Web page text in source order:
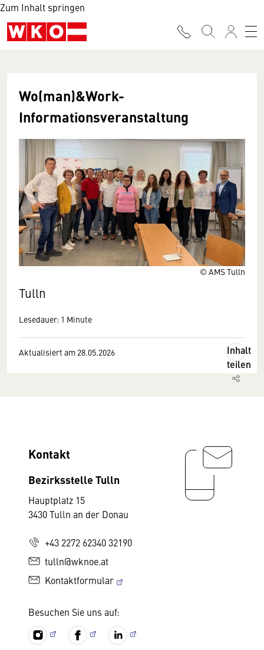
Zum Inhalt springen
© AMS Tulln
Wo(man)&Work-
Informationsveranstaltung
Tulln
Lesedauer: 1 Minute
Aktualisiert am 28.05.2026
Inhalt
teilen
Kontakt
Bezirksstelle Tulln
Hauptplatz 15
3430 Tulln an der Donau
+43 2272 62340 32190
tulln@wknoe.at
Kontaktformular
Besuchen Sie uns auf: